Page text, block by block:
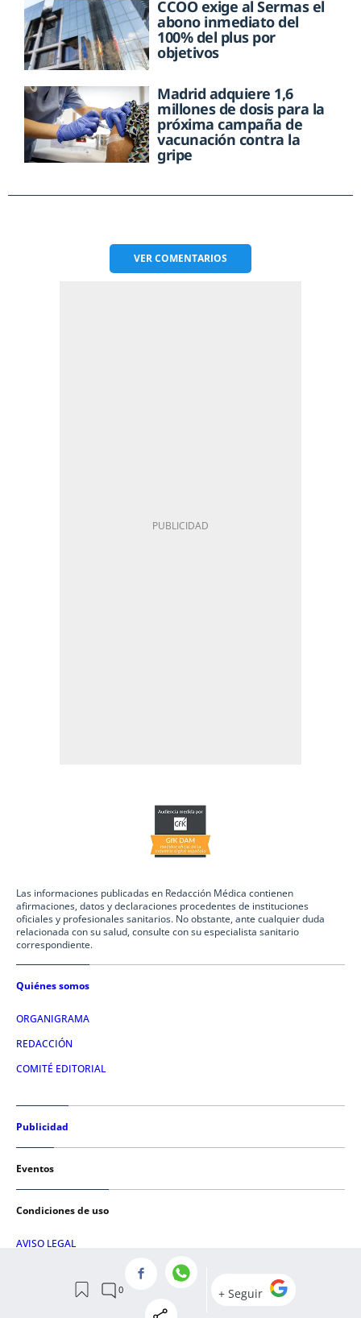
CCOO exige al Sermas el
abono inmediato del
100% del plus por
objetivos
Madrid adquiere 1,6
millones de dosis para la
próxima campaña de
vacunación contra la
gripe
VERCOMENTARIOS
Las informaciones publicadas en Redacción Médica contienen
afirmaciones, datos y declaraciones procedentes de instituciones
oficiales y profesionales sanitarios. No obstante, ante cualquier duda
relacionada con su salud, consulte con su especialista sanitario
correspondiente.
Quiénes somos
ORGANIGRAMA
REDACCIÓN
COMITÉ EDITORIAL
Publicidad
Eventos
Condiciones de uso
AVISO LEGAL
POLÍTICA DE COOKIES